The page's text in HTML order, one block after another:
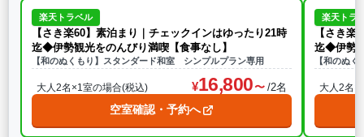
楽天トラベル
【さき楽60】素泊まり｜チェックインはゆったり21時
迄◆伊勢観光をのんびり満喫【食事なし】
【和のぬくもり】スタンダード和室 シンプルプラン専用
大人2名×1室の場合(税込) 16,800 /2名
空室確認・予約へ
楽天トラ
【さき
迄◆伊勢
【和のぬ
大人2名